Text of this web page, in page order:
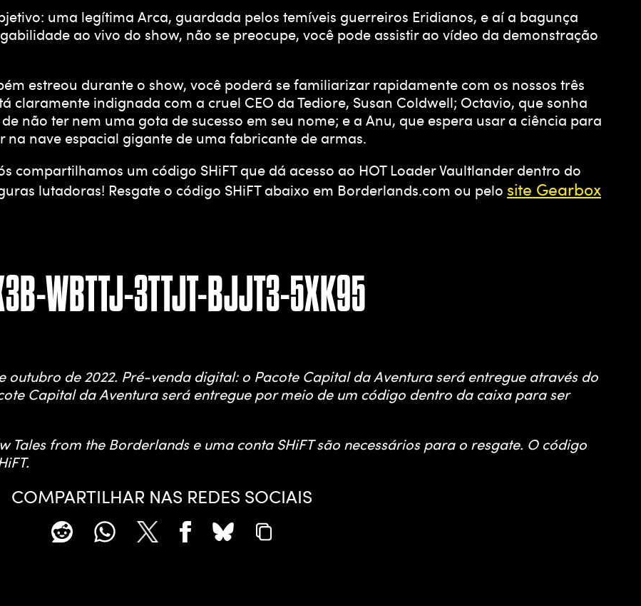
uma legítima Arca, guardada pelos temíveis guerreiros Eridianos, e aí a bagunça
ao vivo do show, não se preocupe, você pode assistir ao vídeo da demonstração
estreou durante o show, você poderá se familiarizar rapidamente com os nossos três
claramente indignada com a cruel CEO da Tediore, Susan Coldwell; Octavio, que sonha
não ter nem uma gota de sucesso em seu nome; e a Anu, que espera usar a ciência para
nave espacial gigante de uma fabricante de armas.
compartilhamos um código SHiFT que dá acesso ao HOT Loader Vaultlander dentro do
lutadoras! Resgate o código SHiFT abaixo em Borderlands.com ou pelo site Gearbox
WBTTJ-3TTJT-BJJT3-5XK95
de 2022. Pré-venda digital: o Pacote Capital da Aventura será entregue através do
Capital da Aventura será entregue por meio de um código dentro da caixa para ser
Tales from the Borderlands e uma conta SHiFT são necessários para o resgate. O código
COMPARTILHAR NAS REDES SOCIAIS